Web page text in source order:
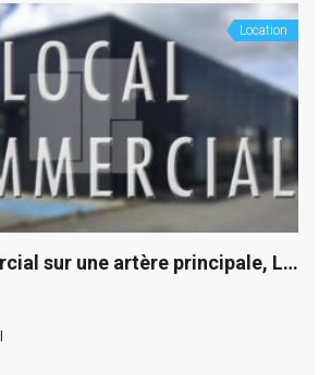
Location
Local commercial sur une artère principale, La Soukra